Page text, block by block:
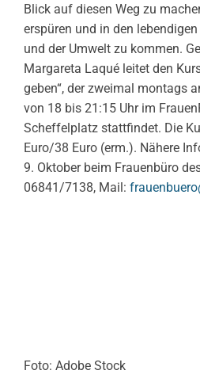
Blick auf diesen Weg zu
erspüren und in den
und der Umwelt zu kommen.
Margareta Laqué leitet den
geben“, der zweimal montags
von 18 bis 21:15 Uhr im
Scheffelplatz stattfindet. Die
Euro/38 Euro (erm.). Nähere
9. Oktober beim Frauenbüro
06841/7138, Mail:
Foto: Adobe Stock